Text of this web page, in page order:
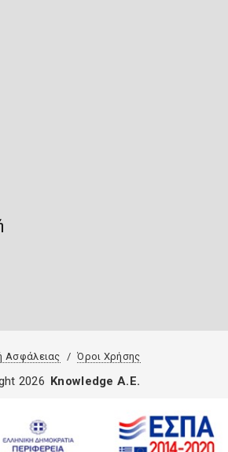
Ασφάλειας Όροι Χρήσης
2026 Knowledge A.E.